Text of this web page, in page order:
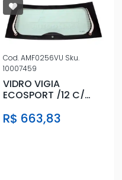
Cod.AMF0256VU Sku.
10007459
VIDRO VIGIA
ECOSPORT /12 C/
R$ 663,83